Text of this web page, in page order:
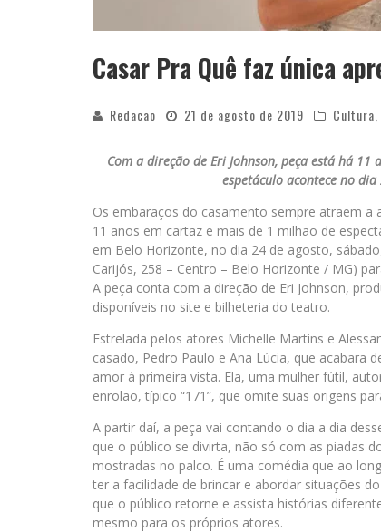
Casar Pra Quê faz única
Redacao 21 de agosto de 2019 Cultura
Com a direção de Eri Johnson, peça está há
espetáculo acontece no
Os embaraços do casamento sempre atraem a
11 anos em cartaz e mais de 1 milhão de
em Belo Horizonte, no dia 24 de agosto,
Carijós, 258 – Centro – Belo Horizonte / MG)
A peça conta com a direção de Eri Johnson,
disponíveis no site e bilheteria do teatro.
Estrelada pelos atores Michelle Martins e
casado, Pedro Paulo e Ana Lúcia, que acabara
amor à primeira vista. Ela, uma mulher fútil,
enrolão, típico “171”, que omite suas origens
A partir daí, a peça vai contando o dia a dia
que o público se divirta, não só com as piadas
mostradas no palco. É uma comédia que ao
ter a facilidade de brincar e abordar situações
que o público retorne e assista histórias
mesmo para os próprios atores.